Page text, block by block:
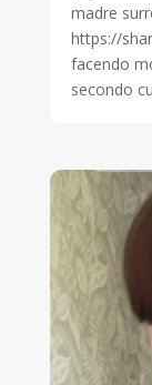
madre
https://
facendo
secondo